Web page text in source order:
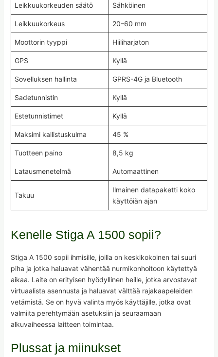
Leikkuukorkeuden säätö Sähköinen
Leikkuukorkeus 20–60 mm
Moottorin tyyppi Hiiliharjaton
GPS Kyllä
Sovelluksen hallinta GPRS-4G ja Bluetooth
Sadetunnistin Kyllä
Estetunnistimet Kyllä
Maksimi kallistuskulma 45 %
Tuotteen paino 8,5 kg
Latausmenetelmä Automaattinen
Takuu
Ilmainen datapaketti koko
käyttöiän ajan
Kenelle Stiga A 1500 sopii?
Stiga A 1500 sopii ihmisille, joilla on keskikokoinen tai suuri
piha ja jotka haluavat vähentää nurmikonhoitoon käytettyä
aikaa. Laite on erityisen hyödyllinen heille, jotka arvostavat
virtuaalista asennusta ja haluavat välttää rajakaapeleiden
vetämistä. Se on hyvä valinta myös käyttäjille, jotka ovat
valmiita perehtymään asetuksiin ja seuraamaan
alkuvaiheessa laitteen toimintaa.
Plussat ja miinukset